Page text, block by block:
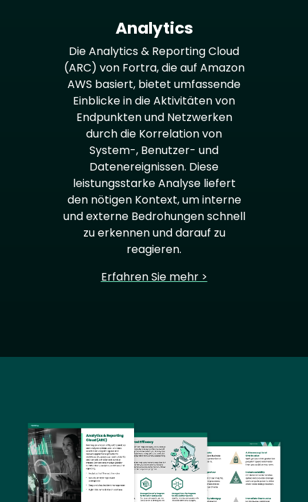
Analytics
Die Analytics & Reporting Cloud
(ARC) von Fortra, die auf Amazon
AWS basiert, bietet umfassende
Einblicke in die Aktivitäten von
Endpunkten und Netzwerken
durch die Korrelation von
System-, Benutzer- und
Datenereignissen. Diese
leistungsstarke Analyse liefert
den nötigen Kontext, um interne
und externe Bedrohungen schnell
zu erkennen und darauf zu
reagieren.
Erfahren Sie mehr >
Image